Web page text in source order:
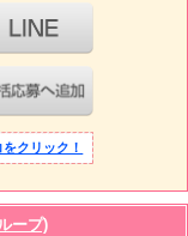
をクリック！
ープ)